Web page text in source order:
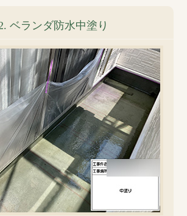
ベランダ防水中塗り